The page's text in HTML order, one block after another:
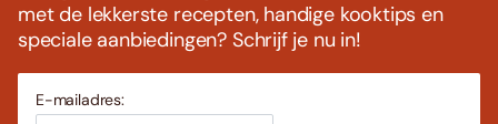
met de lekkerste recepten, handige kooktips en
speciale aanbiedingen? Schrijf je nu in!
E-mailadres: